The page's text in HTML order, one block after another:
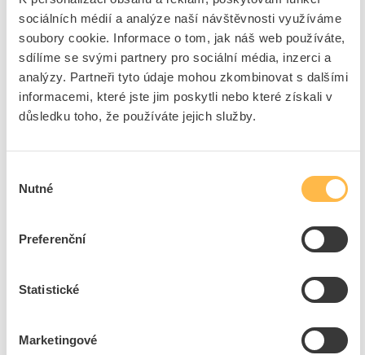
sociálních médií a analýze naší návštěvnosti využíváme
soubory cookie. Informace o tom, jak náš web používáte,
sdílíme se svými partnery pro sociální média, inzerci a
analýzy. Partneři tyto údaje mohou zkombinovat s dalšími
informacemi, které jste jim poskytli nebo které získali v
důsledku toho, že používáte jejich služby.
souhlasu
Nutné
Preferenční
Statistické
Marketingové
Alexa
Ne
Nástěnný vysílač
Vhodné pro spínač
Ano
Vhodný pro stmívač
Ano
Určeno pro pohybové
Ne
Okno kanálu
zobrazení
GPSR Details
Odpovědnost za produkt +